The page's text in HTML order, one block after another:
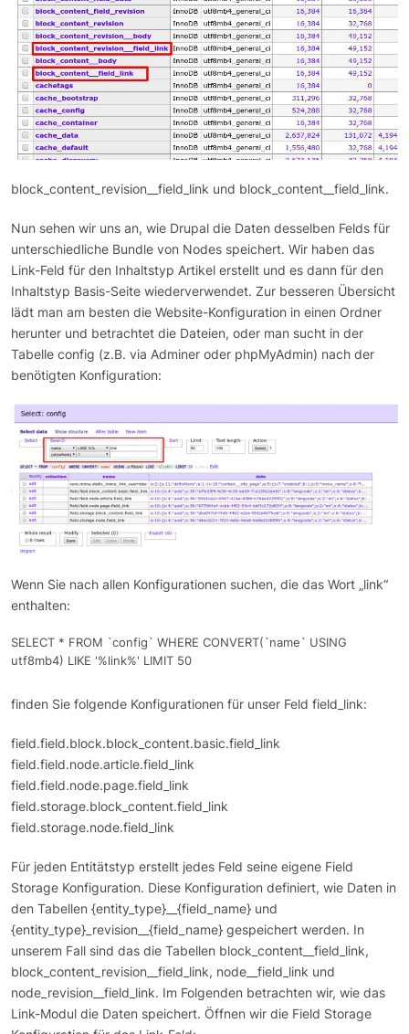
block_content_revision__field_link und block_content__field_link.
Nun sehen wir uns an, wie Drupal die Daten desselben Felds für
unterschiedliche Bundle von Nodes speichert. Wir haben das
Link-Feld für den Inhaltstyp Artikel erstellt und es dann für den
Inhaltstyp Basis-Seite wiederverwendet. Zur besseren Übersicht
lädt man am besten die Website-Konfiguration in einen Ordner
herunter und betrachtet die Dateien, oder man sucht in der
Tabelle config (z.B. via Adminer oder phpMyAdmin) nach der
benötigten Konfiguration:
Wenn Sie nach allen Konfigurationen suchen, die das Wort „link“
enthalten:
SELECT * FROM `config` WHERE CONVERT(`name` USING
finden Sie folgende Konfigurationen für unser Feld field_link:
field.field.block.block_content.basic.field_link
field.field.node.article.field_link
field.field.node.page.field_link
field.storage.block_content.field_link
field.storage.node.field_link
Für jeden Entitätstyp erstellt jedes Feld seine eigene Field
Storage Konfiguration. Diese Konfiguration definiert, wie Daten in
den Tabellen {entity_type}__{field_name} und
{entity_type}_revision__{field_name} gespeichert werden. In
unserem Fall sind das die Tabellen block_content__field_link,
block_content_revision__field_link, node__field_link und
node_revision__field_link. Im Folgenden betrachten wir, wie das
Link-Modul die Daten speichert. Öffnen wir die Field Storage